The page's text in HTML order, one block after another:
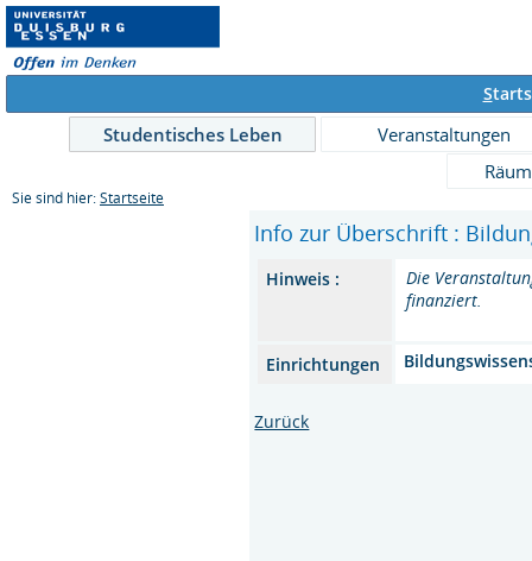
S
Studentisches Leben
Veranstaltungen
Sie sind hier: Startseite
Info zur Überschrift :
Hinweis :
Die
finanziert.
Einrichtungen
Zurück